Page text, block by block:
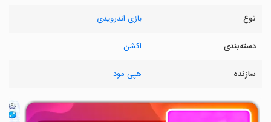
نوع بازی اندرویدی
دسته‌بندی اکشن
سازنده هپی مود